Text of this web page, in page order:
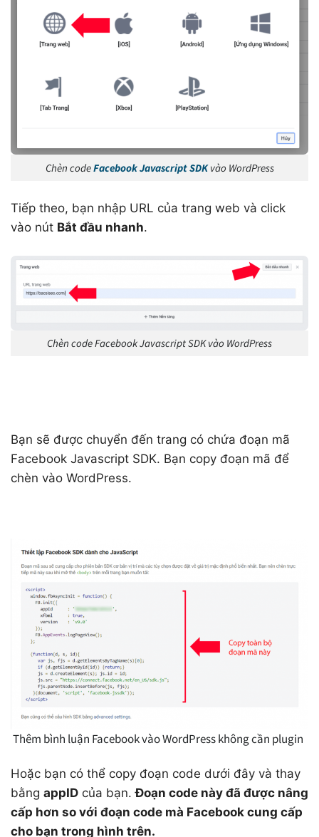
Chèn codeFacebook Javascript SDKvào WordPress
Tiếp theo, bạn nhập URL của trang web và click
vào nút Bắt đầu nhanh.
Chèn code Facebook Javascript SDK vào WordPress
Bạn sẽ được chuyển đến trang có chứa đoạn mã
Facebook Javascript SDK. Bạn copy đoạn mã để
chèn vào WordPress.
Thêm bình luận Facebook vào WordPress không cần plugin
Hoặc bạn có thể copy đoạn code dưới đây và thay
bằng appID của bạn.Đoạn code này đã được nâng
cấp hơn so với đoạn code mà Facebook cung cấp
cho bạn trong hình trên.